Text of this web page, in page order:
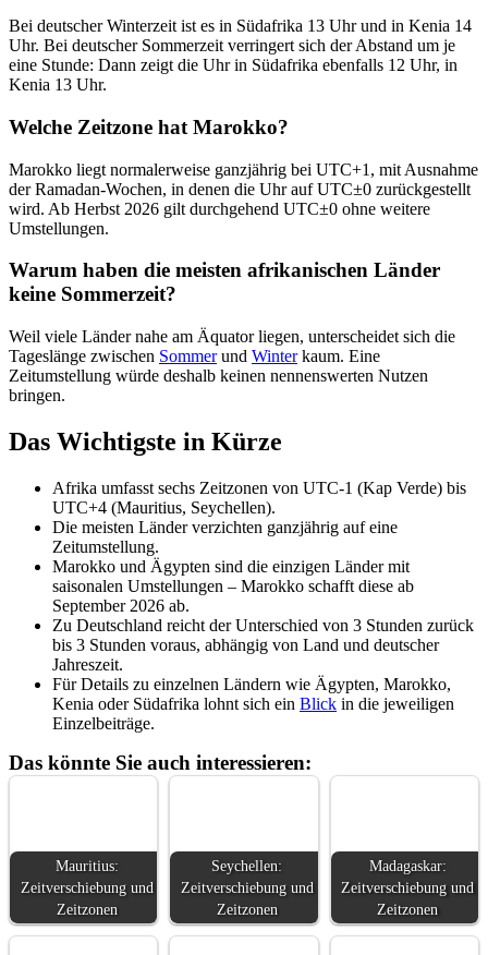
Bei deutscher Winterzeit ist es in Südafrika 13 Uhr und in Kenia 14
Uhr. Bei deutscher Sommerzeit verringert sich der Abstand um je
eine Stunde: Dann zeigt die Uhr in Südafrika ebenfalls 12 Uhr, in
Kenia 13 Uhr.
Welche Zeitzone hat Marokko?
Marokko liegt normalerweise ganzjährig bei UTC+1, mit Ausnahme
der Ramadan-Wochen, in denen die Uhr auf UTC±0 zurückgestellt
wird. Ab Herbst 2026 gilt durchgehend UTC±0 ohne weitere
Umstellungen.
Warum haben die meisten afrikanischen Länder
keine Sommerzeit?
Weil viele Länder nahe am Äquator liegen, unterscheidet sich die
Tageslänge zwischen Sommerund Winterkaum. Eine
Zeitumstellung würde deshalb keinen nennenswerten Nutzen
bringen.
Das Wichtigste in Kürze
Afrika umfasst sechs Zeitzonen von UTC-1 (Kap Verde) bis
UTC+4 (Mauritius, Seychellen).
Die meisten Länder verzichten ganzjährig auf eine
Zeitumstellung.
Marokko und Ägypten sind die einzigen Länder mit
saisonalen Umstellungen – Marokko schafft diese ab
September 2026 ab.
Zu Deutschland reicht der Unterschied von 3 Stunden zurück
bis 3 Stunden voraus, abhängig von Land und deutscher
Jahreszeit.
Für Details zu einzelnen Ländern wie Ägypten, Marokko,
Kenia oder Südafrika lohnt sich ein Blick in die jeweiligen
Einzelbeiträge.
Das könnte Sie auch interessieren:
Mauritius:
Zeitverschiebung und
Zeitzonen
Seychellen:
Zeitverschiebung und
Zeitzonen
Madagaskar:
Zeitverschiebung und
Zeitzonen